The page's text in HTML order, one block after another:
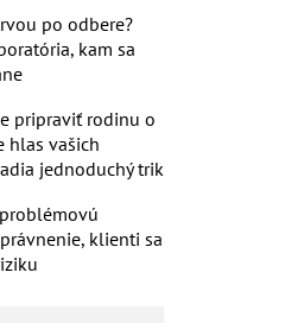
po odbere?
kam sa
pripraviť rodinu o
hlas vašich
jednoduchý trik
klienti sa